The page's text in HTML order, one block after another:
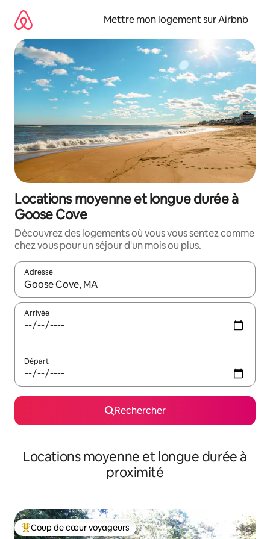
directement
contenu
Mettre mon logement sur Airbnb
Locations moyenne et longue durée à
Goose Cove
Découvrez des logements où vous vous sentez comme
chez vous pour un séjour d'un mois ou plus.
Adresse
Lorsque les résultats s'affichent, utilisez les flèches vers le
Arrivée
Départ
Rechercher
Locations moyenne et longue durée à
proximité
Coups de cœur voyageurs les plus appréciés
Coup de cœur voyageurs